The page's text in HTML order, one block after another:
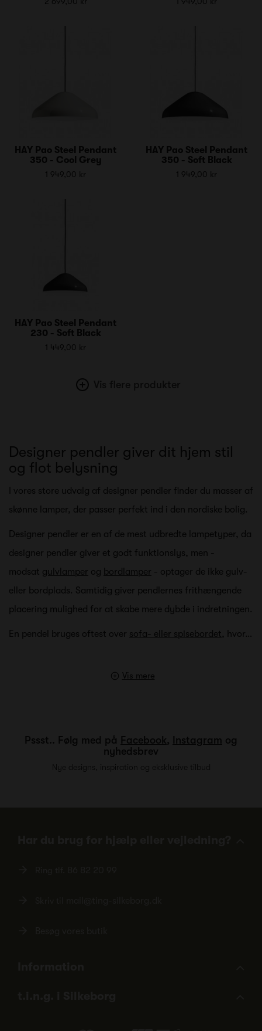
HAY Pao Steel Pendant
350 - Cool Grey
1 949,00 kr
HAY Pao Steel Pendant
350 - Soft Black
1 949,00 kr
HAY Pao Steel Pendant
230 - Soft Black
1 449,00 kr
Designer pendler giver dit hjem stil
og flot belysning
I vores store udvalg af designer pendler finder du masser af
skønne lamper, der passer perfekt ind i den nordiske bolig.
Designer pendler er en af de mest udbredte lampetyper, da
designer pendler giver et godt funktionslys, men -
modsat gulvlamper og bordlamper - optager de ikke gulv-
eller bordplads. Samtidig giver pendlernes frithængende
placering mulighed for at skabe mere dybde i indretningen.
En pendel bruges oftest over sofa- eller spisebordet, hvor…
Vis mere
Pssst.. Følg med på Facebook, Instagram og
nyhedsbrev
Nye designs, inspiration og eksklusive tilbud